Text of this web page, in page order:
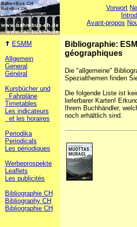
Vorwort
Avant-propos
ESMM
Allgemein
General
Général
Kursbücher und
Fahrpläne
Timetables
Les indicateurs
et les horaires
Periodika
Periodicals
Les périodiques
Werbeprospekte
Leaflets
Les publicités
Bibliographie CH
Bibliography CH
Bibliographie CH
Bibliographie:
géographiques
Die "allgemeine"
Spezialthemen finden
Die folgende Liste ist
lieferbarer Karten!
Ihrem Buchhändler,
noch erhältlich sind.